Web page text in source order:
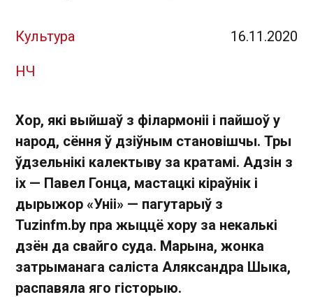
Культура 16.11.2020
НЧ
Хор, які выйшаў з філармоніі і пайшоў у
народ, сёння ў дзіўным становішчы. Тры
ўдзельнікі калектыву за кратамі. Адзін з
іх — Павел Гонца, мастацкі кіраўнік і
дырыжор «Уніі» — пагутарыў з
Tuzinfm.by пра жыццё хору за некалькі
дзён да свайго суда. Марына, жонка
затрыманага саліста Аляксандра Шыка,
распавяла яго гісторыю.